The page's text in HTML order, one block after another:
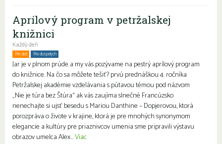
Aprílový program v petržalskej
knižnici
Každý deň
Pre deti Pre dospelých
Jar je v plnom prúde a my vás pozývame na pestrý aprílový program
do knižnice. Na čo sa môžete tešiť? prvú prednáškou 4. ročníka
Petržalskej akadémie vzdelávania s pútavou témou pod názvom
„Nie je túra bez Štúra“ ak vás zaujíma slnečné Francúzsko
nenechajte si ujsť besedu s Mariou Danthine – Dopjerovou, ktorá
porozpráva o živote v krajine, ktorá je pre mnohých synonymom
elegancie a kultúry pre priaznivcov umenia sme pripravili výstavu
obrazov umelca Alex...Viac